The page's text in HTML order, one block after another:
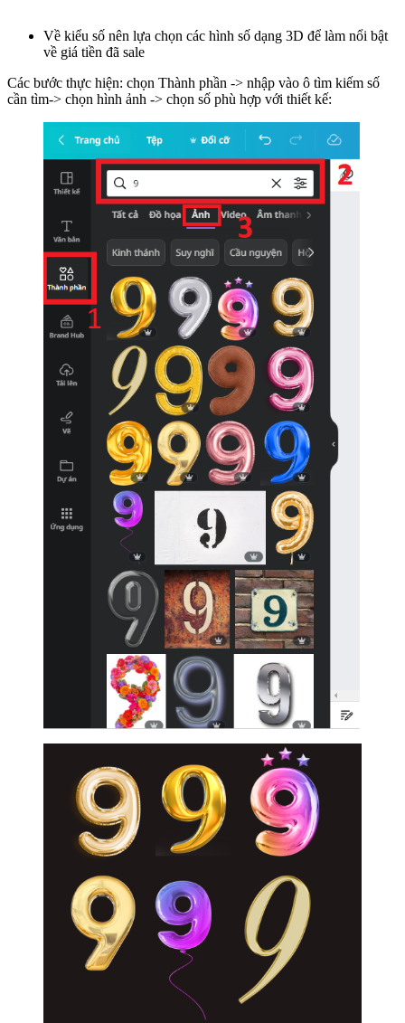
Về kiểu số nên lựa chọn các hình số dạng 3D để làm nổi bật
về giá tiền đã sale
Các bước thực hiện: chọn Thành phần -> nhập vào ô tìm kiếm số
cần tìm-> chọn hình ảnh -> chọn số phù hợp với thiết kế: